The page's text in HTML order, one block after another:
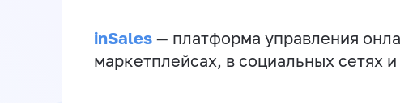
inSales — платформа управления
маркетплейсах, в социальных сетях